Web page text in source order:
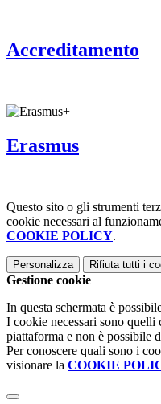
Accreditamento
Erasmus
Questo sito o gli strumenti
cookie necessari al
COOKIE POLICY.
Personalizza Rifiuta tutti i
Gestione cookie
In questa schermata è
I cookie necessari sono
piattaforma e non è possibile
Per conoscere quali sono i
visionare la COOKIE